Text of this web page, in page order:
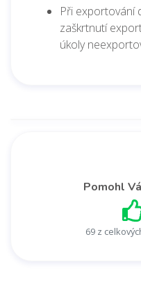
Pomohl
69 z
Při exportování
zaškrtnutí
úkoly